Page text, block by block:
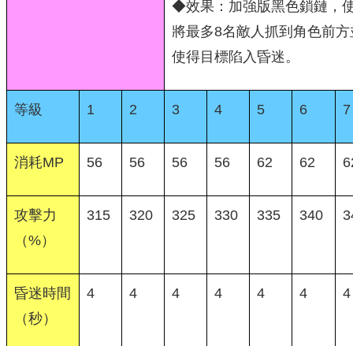
◆效果：加強版黑色鎖鏈，
將最多8名敵人抓到角色前
使得目標陷入昏迷。
等級 1 2 3 4 5 6 7
消耗MP 56 56 56 56 62 62
攻擊力
（%）
315 320 325 330 335 340
昏迷時間
（秒）
4 4 4 4 4 4 4